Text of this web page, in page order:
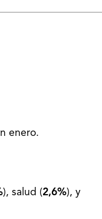
enero.
), salud (2,6%), y